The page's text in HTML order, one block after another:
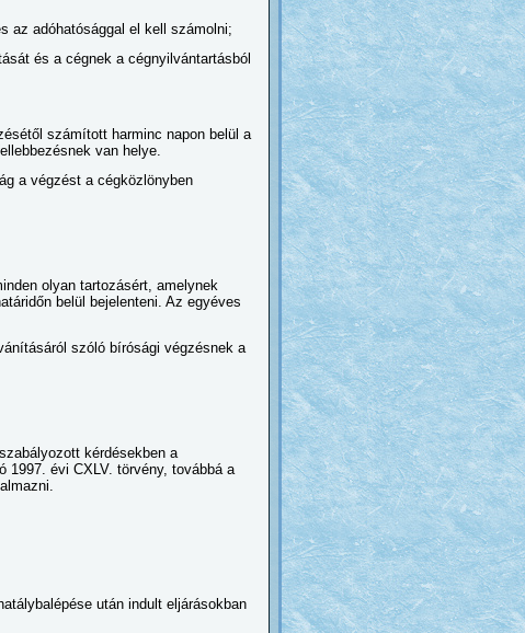
az adóhatósággal el kell számolni;
és a cégnek a cégnyilvántartásból
számított harminc napon belül a
van helye.
a végzést a cégközlönyben
olyan tartozásért, amelynek
belül bejelenteni. Az egyéves
szóló bírósági végzésnek a
kérdésekben a
1997. évi CXLV. törvény, továbbá a
után indult eljárásokban